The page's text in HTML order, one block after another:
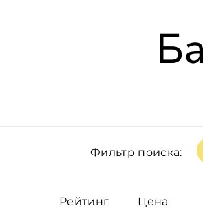
Фильтр поиска:
Рейтинг Цена